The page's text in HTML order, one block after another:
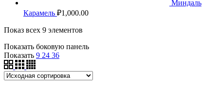
Миндаль
Карамель ₽1,000.00
Показ всех 9 элементов
Показать боковую панель
Показать 9 24 36